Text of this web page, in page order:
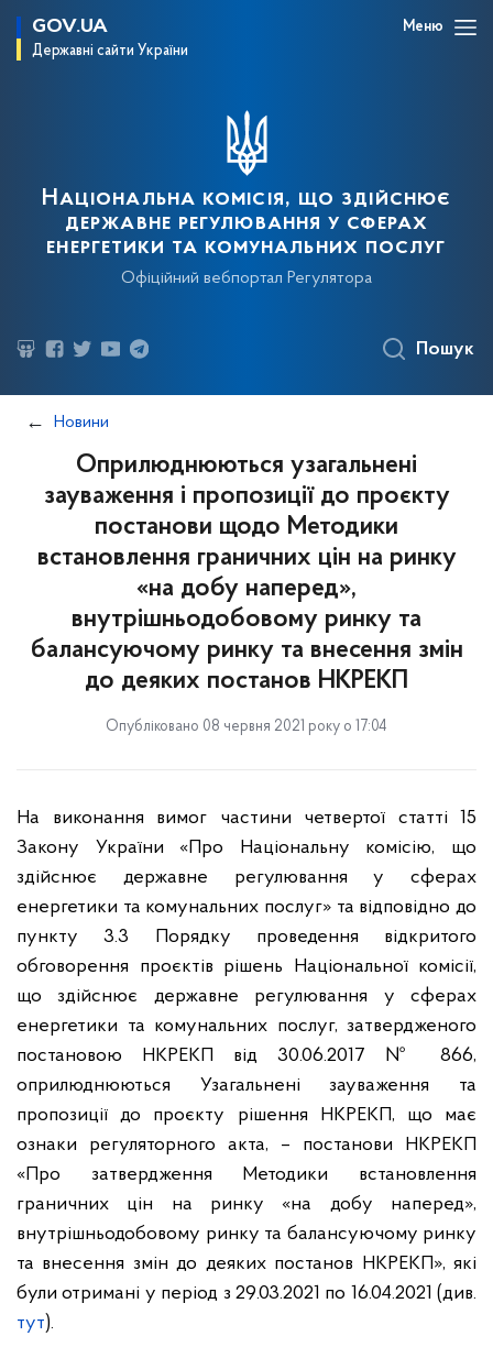
GOV.UA
Державні сайти України
Меню
Національна комісія, що здійснює
державне регулювання у сферах
енергетики та комунальних послуг
Офіційний вебпортал Регулятора
Пошук
Новини
Оприлюднюються узагальнені
зауваження і пропозиції до проєкту
постанови щодо Методики
встановлення граничних цін на ринку
«на добу наперед»,
внутрішньодобовому ринку та
балансуючому ринку та внесення змін
до деяких постанов НКРЕКП
Опубліковано 08 червня 2021 року о 17:04
На виконання вимог частини четвертої статті 15
Закону України «Про Національну комісію, що
здійснює державне регулювання у сферах
енергетики та комунальних послуг» та відповідно до
пункту 3.3 Порядку проведення відкритого
обговорення проєктів рішень Національної комісії,
що здійснює державне регулювання у сферах
енергетики та комунальних послуг, затвердженого
постановою НКРЕКП від 30.06.2017 № 866,
оприлюднюються Узагальнені зауваження та
пропозиції до проєкту рішення НКРЕКП, що має
ознаки регуляторного акта, – постанови НКРЕКП
«Про затвердження Методики встановлення
граничних цін на ринку «на добу наперед»,
внутрішньодобовому ринку та балансуючому ринку
та внесення змін до деяких постанов НКРЕКП», які
були отримані у період з 29.03.2021 по 16.04.2021 (див.
тут).